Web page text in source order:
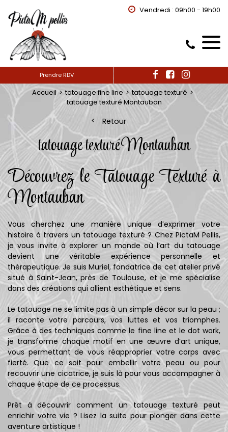
Vendredi : 09h00 - 19h00
Prendre RDV
Accueil tatouage fine line
tatouage texturé
tatouage texturé Montauban
Retour
tatouage texturé Montauban
Découvrez le Tatouage Texturé à
Montauban
Vous cherchez une manière unique d’exprimer votre
histoire à travers un tatouage texturé ? Chez PictaM Pellis,
je vous invite à explorer un monde où l’art du tatouage
devient une véritable expérience personnelle et
thérapeutique. Je suis Muriel, fondatrice de cet atelier privé
situé à Saint-Jean, près de Toulouse, et je me spécialise
dans des créations qui allient esthétique et sens.
Le tatouage ne se limite pas à un simple décor sur la peau ;
il raconte votre parcours, vos luttes et vos triomphes.
Grâce à des techniques comme le fine line et le dot work,
je transforme chaque motif en une œuvre d’art unique,
vous permettant de vous réapproprier votre corps avec
fierté. Que ce soit pour embellir votre peau ou pour
recouvrir une cicatrice, je suis là pour vous accompagner à
chaque étape de ce processus.
Prêt à découvrir comment un tatouage texturé peut
enrichir votre vie ? Lisez la suite pour plonger dans cette
aventure artistique !